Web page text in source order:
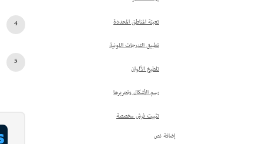
تعبئة المناطق المحددة
تطبيق التدرجات اللونية
تلطيخ الألوان
رسم الأشكال وتحريرها
تثبيت فرش مخصصة
إضافة نص